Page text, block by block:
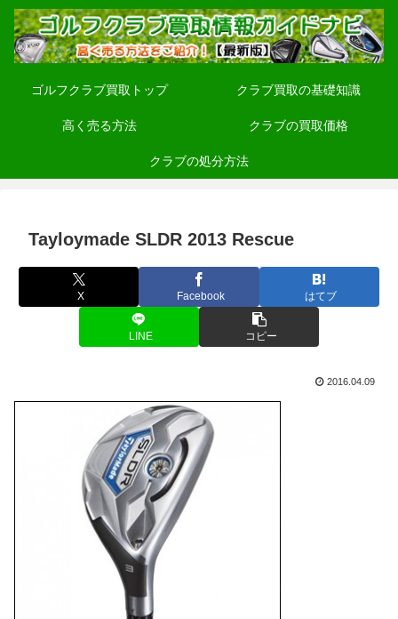
ゴルフクラブ買取トップ クラブ買取の基礎知識
高く売る方法 クラブの買取価格
クラブの処分方法
Tayloymade SLDR 2013 Rescue
X Facebook はてブ
LINE コピー
2016.04.09